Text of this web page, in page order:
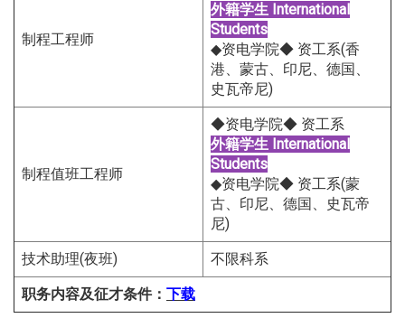
制程工程师
外籍学生 International
Students
◆资电学院◆ 资工系(香
港、蒙古、印尼、德国、
史瓦帝尼)
制程值班工程师
◆资电学院◆ 资工系
外籍学生 International
Students
◆资电学院◆ 资工系(蒙
古、印尼、德国、史瓦帝
尼)
技术助理(夜班) 不限科系
职务内容及征才条件： 下载